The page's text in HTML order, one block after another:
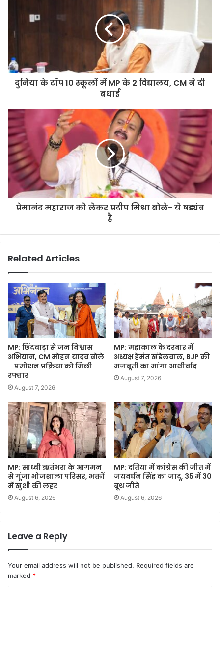
दुनिया के टॉप 10 स्कूलों में MP के 2 विद्यालय, CM ने दी
बधाई
प्रेमानंद महाराज को लेकर प्रदीप मिश्रा बोले- ये षड्यंत्र
है
Related Articles
MP: छिंदवाड़ा से जन विश्वास
अभियान, CM मोहन यादव बोले
– प्रमोशन प्रक्रिया को मिली
रफ्तार
August 7, 2026
MP: महाकाल के दरबार में
अध्यक्ष हेमंत खंडेलवाल, BJP की
मजबूती का मांगा आशीर्वाद
August 7, 2026
MP: साध्वी ऋतंभरा के आगमन
से गूंजा भोजशाला परिसर, भक्तों
में खुशी की लहर
August 6, 2026
MP: दतिया में कांग्रेस की जीत में
जयवर्धन सिंह का जादू, 35 में 30
बूथ जीते
August 6, 2026
Leave a Reply
Your email address will not be published. Required fields are
marked *